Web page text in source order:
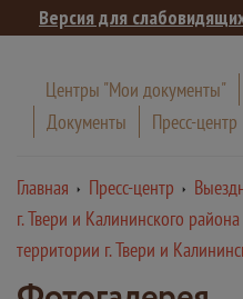
Версия для
Центры "Мои документы"
Документы
Пресс-центр
Главная Пресс-центр
г. Твери и Калининского района
территории г. Твери и